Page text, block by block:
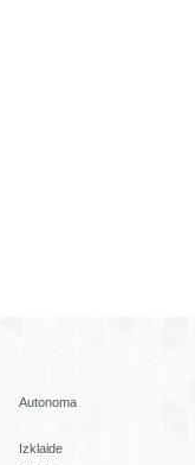
Autonoma
Izklaide